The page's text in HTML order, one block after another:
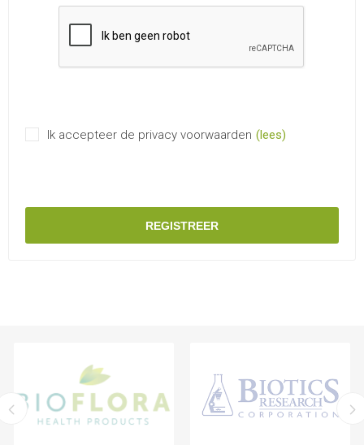
Ik accepteer de privacy voorwaarden (lees)
REGISTREER